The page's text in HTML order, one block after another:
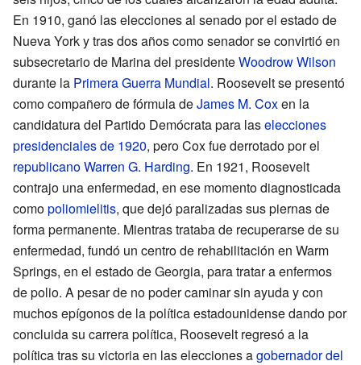
En 1910, ganó las elecciones al senado por el estado de
Nueva York y tras dos años como senador se convirtió en
subsecretario de Marina del presidenteWoodrow Wilson
durante la Primera Guerra Mundial. Roosevelt se presentó
como compañero de fórmula deJames M. Coxen la
candidatura del Partido Demócrata para laselecciones
presidenciales de 1920, pero Cox fue derrotado por el
republicanoWarren G. Harding. En 1921, Roosevelt
contrajo una enfermedad, en ese momento diagnosticada
comopoliomielitis, que dejó paralizadas sus piernas de
forma permanente. Mientras trataba de recuperarse de su
enfermedad, fundó un centro de rehabilitación en Warm
Springs, en el estado de Georgia, para tratar a enfermos
de polio. A pesar de no poder caminar sin ayuda y con
muchos epígonos de la política estadounidense dando por
concluida su carrera política, Roosevelt regresó a la
política tras su victoria en las elecciones agobernador del